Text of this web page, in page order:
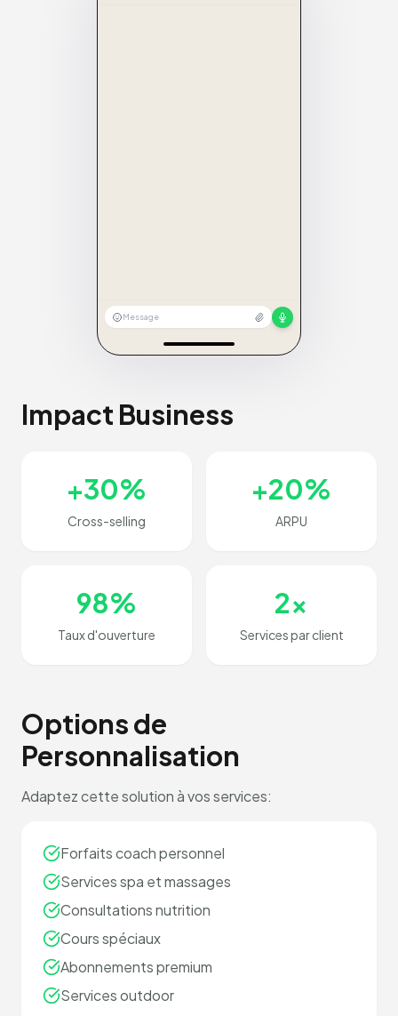
Message
Impact Business
+30%
Cross-selling
+20%
ARPU
98%
Taux d'ouverture
2x
Services par client
Options de
Personnalisation
Adaptez cette solution à vos services:
Forfaits coach personnel
Services spa et massages
Consultations nutrition
Cours spéciaux
Abonnements premium
Services outdoor